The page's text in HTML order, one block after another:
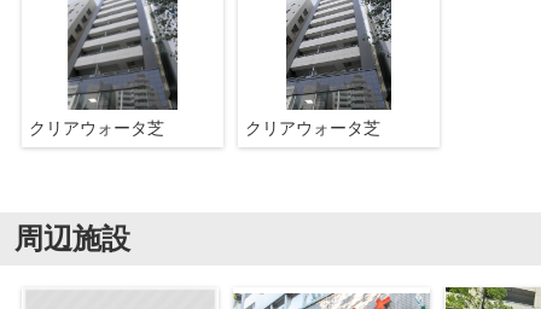
クリアウォータ芝 クリアウォータ芝
周辺施設